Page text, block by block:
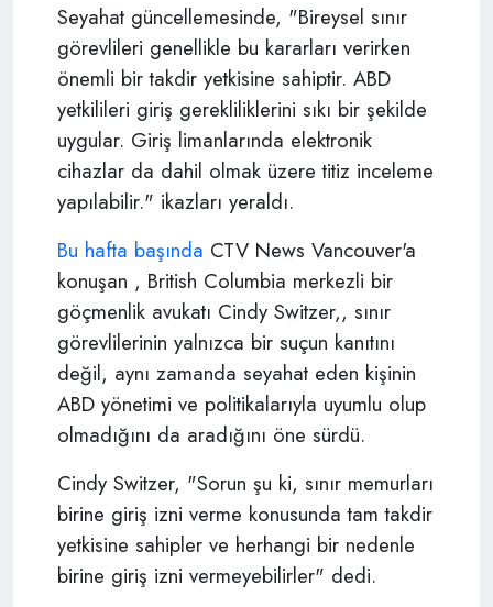
Seyahat güncellemesinde, "Bireysel sınır
görevlileri genellikle bu kararları verirken
önemli bir takdir yetkisine sahiptir. ABD
yetkilileri giriş gerekliliklerini sıkı bir şekilde
uygular. Giriş limanlarında elektronik
cihazlar da dahil olmak üzere titiz inceleme
yapılabilir." ikazları yeraldı.
Bu hafta başında CTV News Vancouver'a
konuşan , British Columbia merkezli bir
göçmenlik avukatı Cindy Switzer,, sınır
görevlilerinin yalnızca bir suçun kanıtını
değil, aynı zamanda seyahat eden kişinin
ABD yönetimi ve politikalarıyla uyumlu olup
olmadığını da aradığını öne sürdü.
Cindy Switzer, "Sorun şu ki, sınır memurları
birine giriş izni verme konusunda tam takdir
yetkisine sahipler ve herhangi bir nedenle
birine giriş izni vermeyebilirler" dedi.